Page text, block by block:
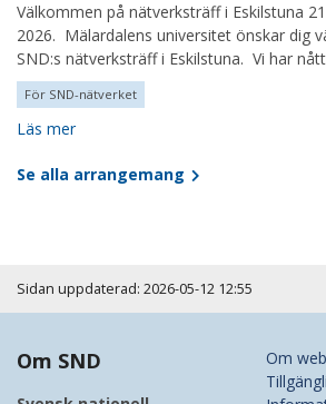
Välkommen på nätverksträff i Eskilstuna
2026. Mälardalens universitet önskar dig
SND:s nätverksträff i Eskilstuna. Vi har
För SND-nätverket
Läs mer
Se alla arrangemang
Sidan uppdaterad: 2026-05-12 12:55
Om SND
Om